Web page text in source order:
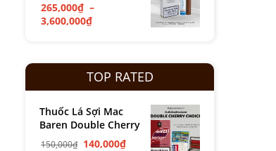
265,000₫ –
3,600,000₫
TOP RATED
Thuốc Lá Sợi Mac
Baren Double Cherry
150,000₫ 140,000₫